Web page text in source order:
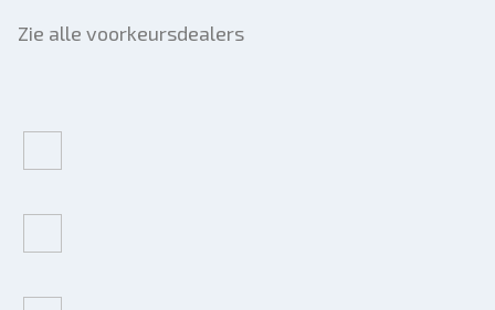
Zie alle voorkeursdealers